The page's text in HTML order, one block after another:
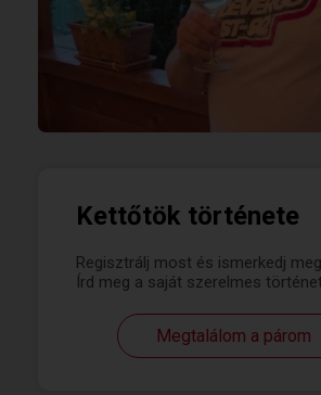
Kettőtök története
Regisztrálj most és ismerkedj
Írd meg a saját szerelmes
Megtalálom a párom